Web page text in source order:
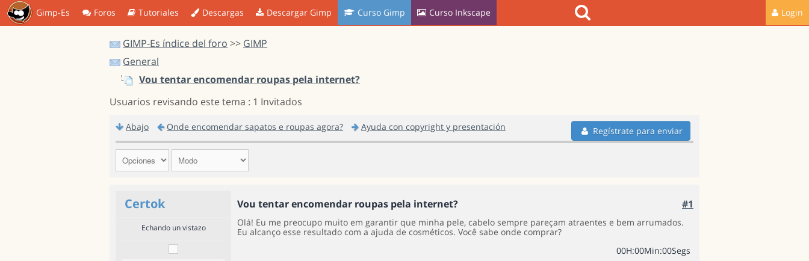
Gimp-Es Foros Tutoriales Descargas Descargar Gimp Curso Gimp Curso Inkscape Login
GIMP-Es índice del foro >> GIMP
General
Vou tentar encomendar roupas pela internet?
Usuarios revisando este tema : 1 Invitados
Abajo Onde encomendar sapatos e roupas agora? Ayuda con copyright y presentación Regístrate para enviar
Certok Vou tentar encomendar roupas pela internet? #1
Echando un vistazo
Olá! Eu me preocupo muito em garantir que minha pele, cabelo sempre pareçam atraentes e bem arrumados.
Eu alcanço esse resultado com a ajuda de cosméticos. Você sabe onde comprar?
00H:00Min:00Segs